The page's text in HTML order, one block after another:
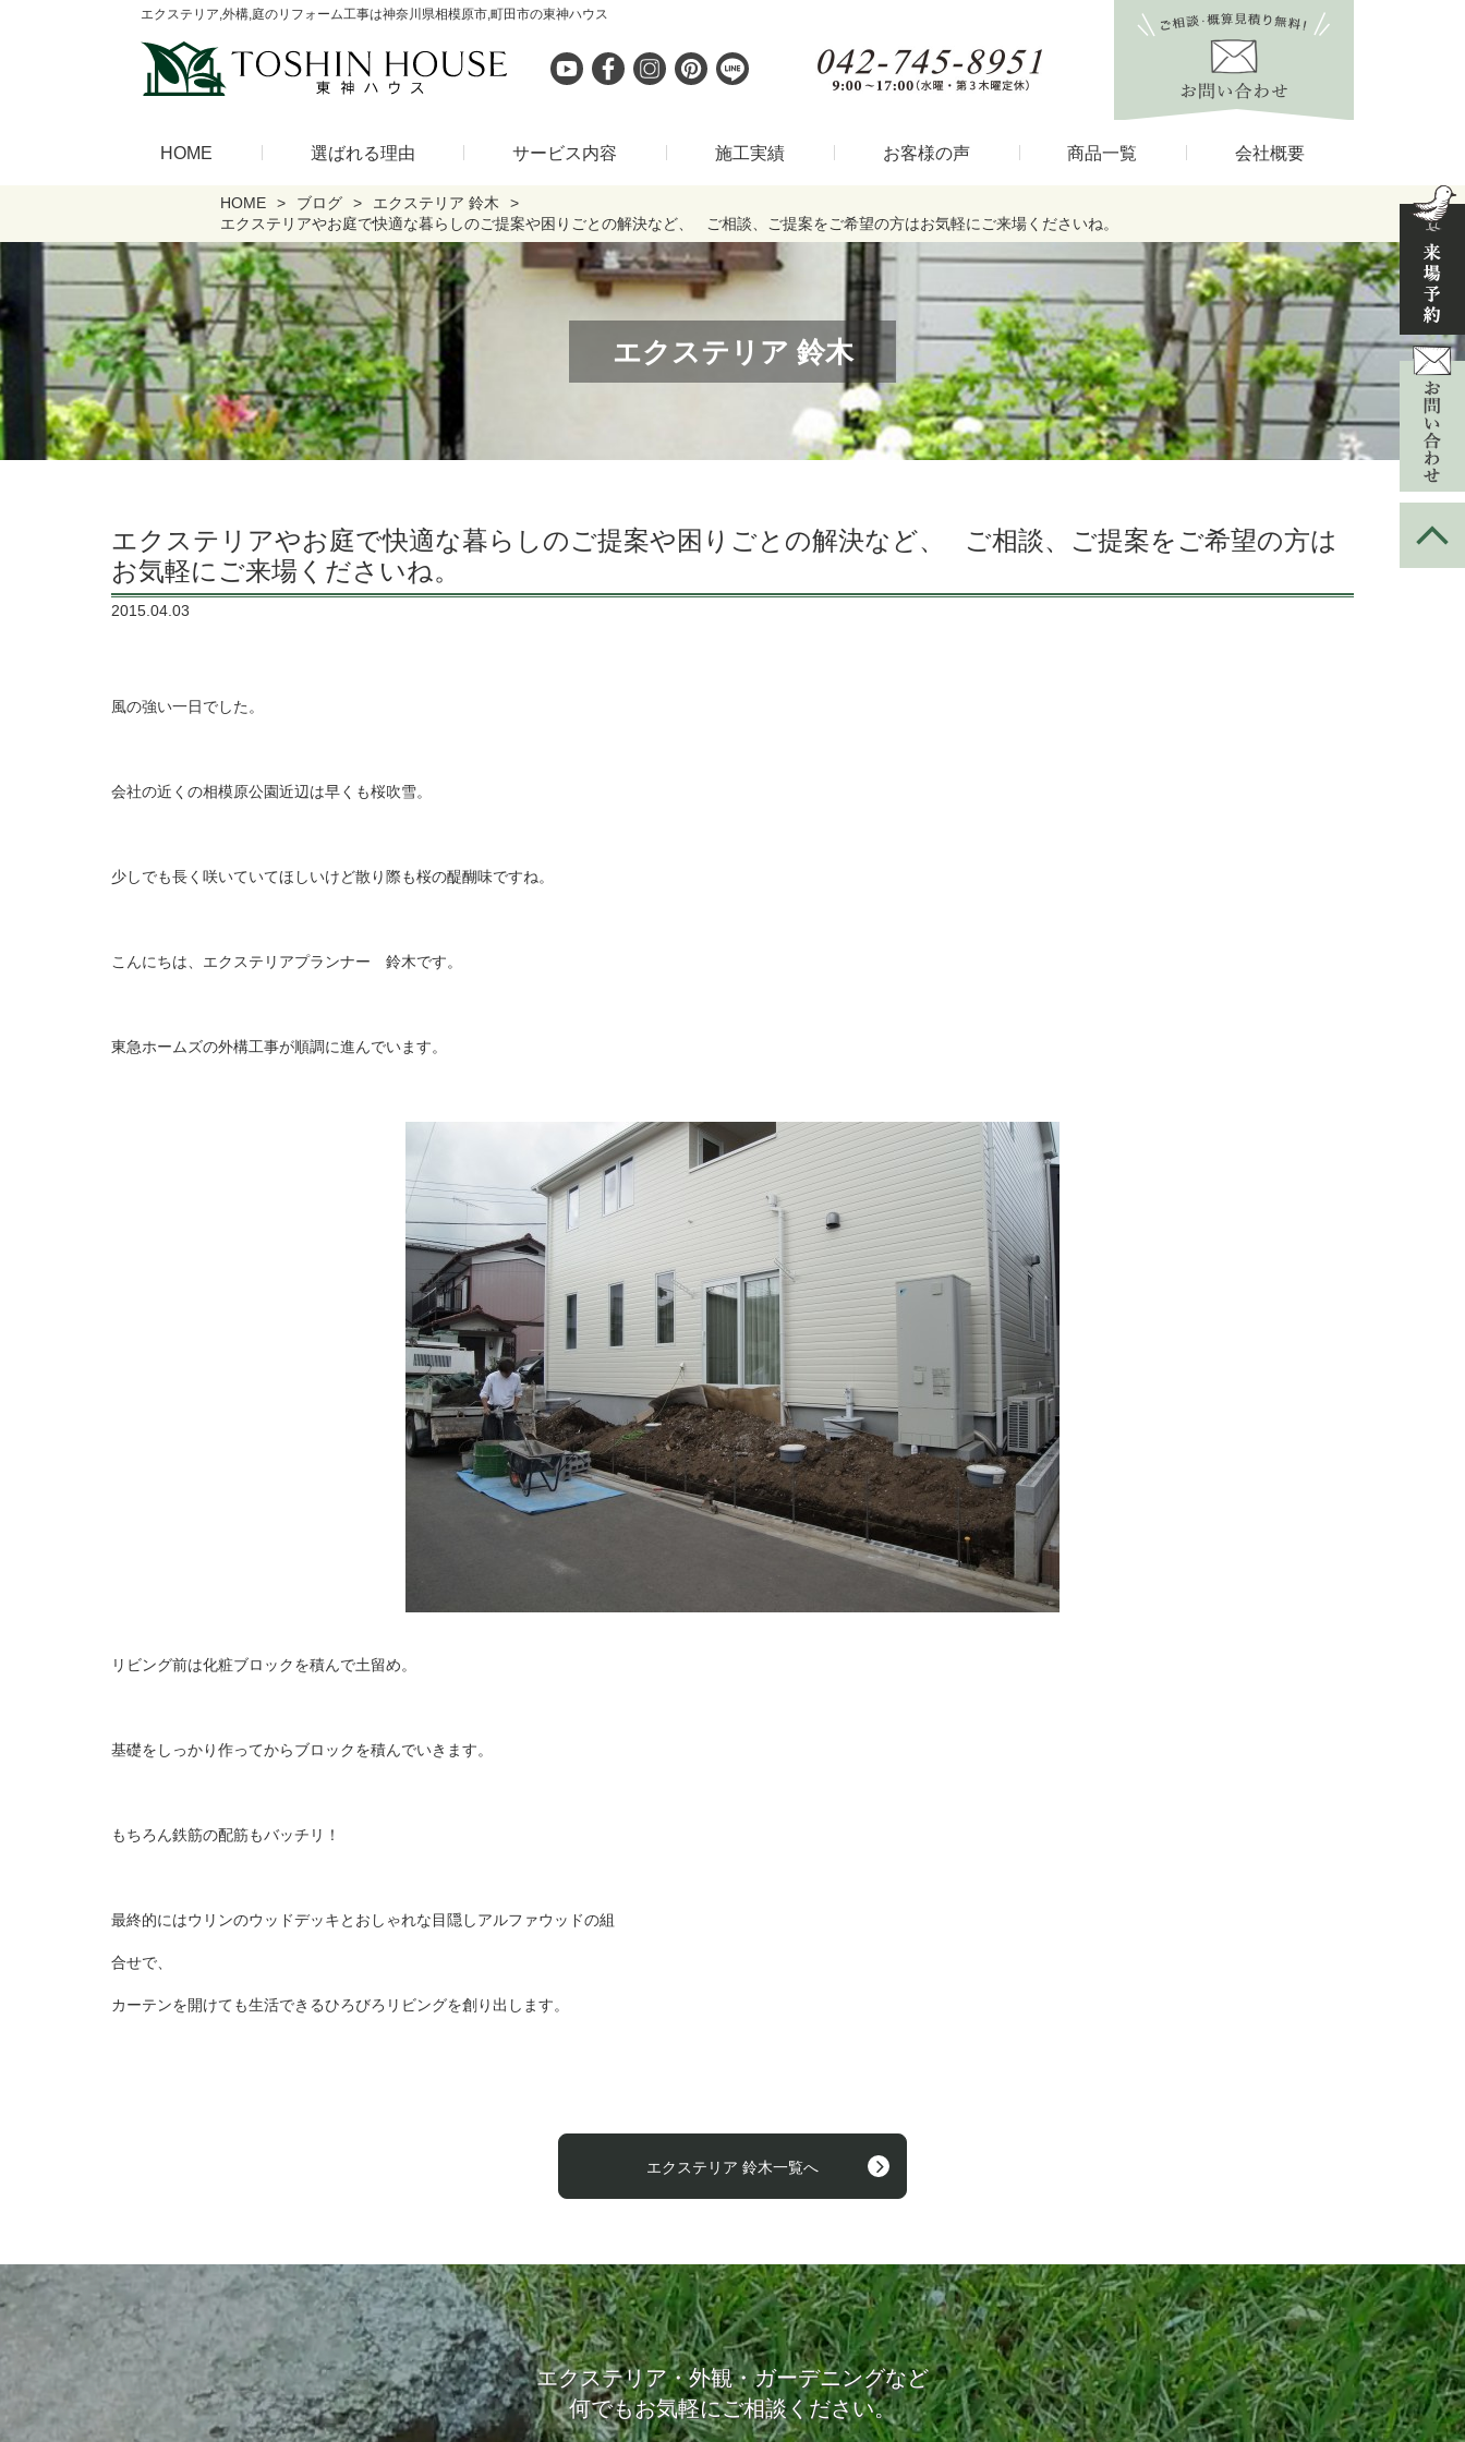
エクステリア,外構,庭のリフォーム工事は神奈川県相模原市,町田市の東神ハウス
HOME 選ばれる理由 サービス内容 施工実績 お客様の声 商品一覧 会社概要
HOME ブログ
エクステリア 鈴木
エクステリアやお庭で快適な暮らしのご提案や困りごとの解決など、 ご相談、ご提案をご希望の方はお気軽にご来場くださいね。
エクステリア 鈴木
エクステリアやお庭で快適な暮らしのご提案や困りごとの解決など、 ご相談、ご提案をご希望の方は
お気軽にご来場くださいね。
2015.04.03
風の強い一日でした。
会社の近くの相模原公園近辺は早くも桜吹雪。
少しでも長く咲いていてほしいけど散り際も桜の醍醐味ですね。
こんにちは、エクステリアプランナー 鈴木です。
東急ホームズの外構工事が順調に進んでいます。
リビング前は化粧ブロックを積んで土留め。
基礎をしっかり作ってからブロックを積んでいきます。
もちろん鉄筋の配筋もバッチリ！
最終的にはウリンのウッドデッキとおしゃれな目隠しアルファウッドの組
合せで、
カーテンを開けても生活できるひろびろリビングを創り出します。
エクステリア 鈴木一覧へ
エクステリア・外観・ガーデニングなど
何でもお気軽にご相談ください。